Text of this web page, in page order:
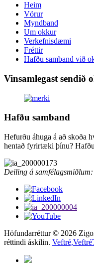
Heim
Vörur
Myndband
Um okkur
Verkefnisdæmi
Fréttir
Hafðu samband við
Vinsamlegast sendið
Hafðu samband
Hefurðu áhuga á að skoða
hentað fyrirtæki þínu?
Deiling á samfélagsmiðlum:
Höfundarréttur © 2026
réttindi áskilin. Veftré,